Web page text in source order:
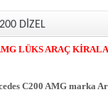
DİZEL
LÜKS ARAÇ
C200 AMG marka